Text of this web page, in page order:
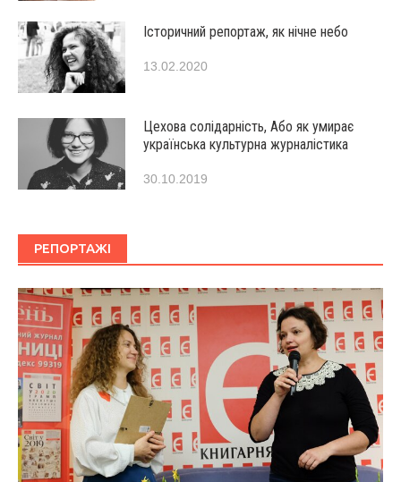
Історичний репортаж, як нічне небо
13.02.2020
Цехова солідарність, Або як умирає
українська культурна журналістика
30.10.2019
РЕПОРТАЖІ